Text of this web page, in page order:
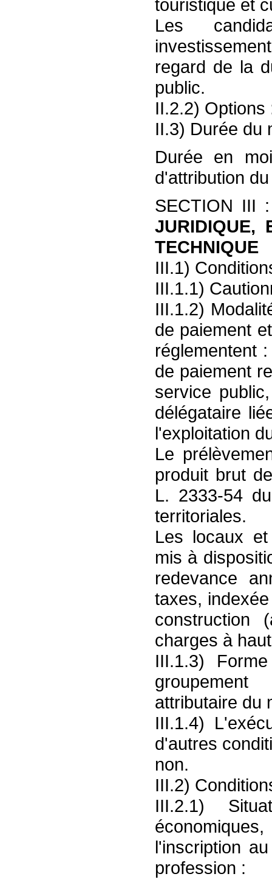
touristique et
Les
regard de la
public.
II.2.2) Options
II.3) Durée du
Durée en
d'attribution
SECTION III
JURIDIQUE,
TECHNIQUE
III.1)
III.1.1)
III.1.2)
de paiement
réglementent
de paiement
service
délégataire
l'exploitation
Le
produit brut
L. 2333-54
territoriales.
Les locaux
mis à
redevance
taxes,
construction
charges à
III.1.3)
attributaire du
III.1.4)
d'autres
non.
III.2)
III.2.1)
l'inscription
profession :